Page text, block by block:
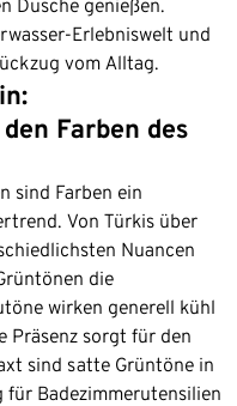
Dusche genießen.
Erlebniswelt und
vom Alltag.
Farben des
sind Farben ein
Von Türkis über
Nuancen
die
wirken generell kühl
Präsenz sorgt für den
sind satte Grüntöne in
für Badezimmerutensilien